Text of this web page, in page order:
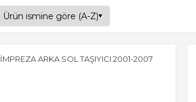
İMPREZA ARKA SOL TAŞIYICI 2001-2007